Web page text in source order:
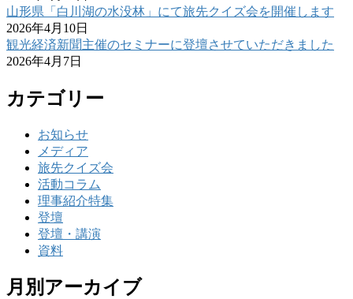
山形県「白川湖の水没林」にて旅先クイズ会を開催します
2026年4月10日
観光経済新聞主催のセミナーに登壇させていただきました
2026年4月7日
カテゴリー
お知らせ
メディア
旅先クイズ会
活動コラム
理事紹介特集
登壇
登壇・講演
資料
月別アーカイブ